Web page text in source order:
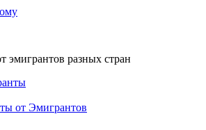
эмигрантов разных стран
от Эмигрантов